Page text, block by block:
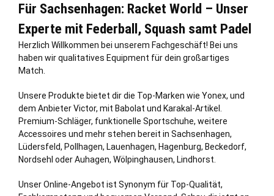
Für Sachsenhagen: Racket World – Unser
Experte mit Federball, Squash samt Padel
Herzlich Willkommen bei unserem Fachgeschäft! Bei uns
haben wir qualitatives Equipment für dein großartiges
Match.
Unsere Produkte bietet dir die Top-Marken wie Yonex, und
dem Anbieter Victor, mit Babolat und Karakal-Artikel.
Premium-Schläger, funktionelle Sportschuhe, weitere
Accessoires und mehr stehen bereit in Sachsenhagen,
Lüdersfeld, Pollhagen, Lauenhagen, Hagenburg, Beckedorf,
Nordsehl oderAuhagen, Wölpinghausen, Lindhorst
Unser Online-Angebot ist Synonym für Top-Qualität,